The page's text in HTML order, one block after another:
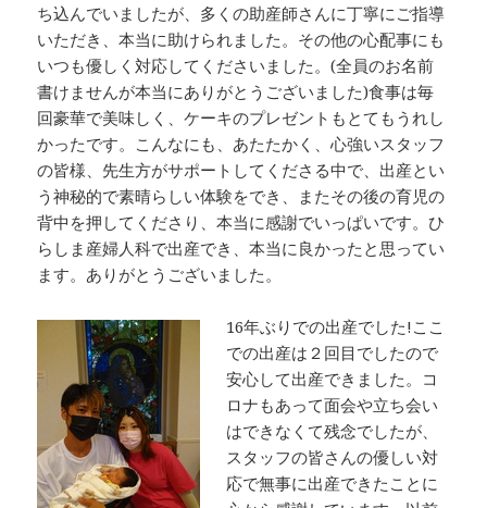
ち込んでいましたが、多くの助産師さんに丁寧にご指導
いただき、本当に助けられました。その他の心配事にも
いつも優しく対応してくださいました。(全員のお名前
書けませんが本当にありがとうございました)食事は毎
回豪華で美味しく、ケーキのプレゼントもとてもうれし
かったです。こんなにも、あたたかく、心強いスタッフ
の皆様、先生方がサポートしてくださる中で、出産とい
う神秘的で素晴らしい体験をでき、またその後の育児の
背中を押してくださり、本当に感謝でいっぱいです。ひ
らしま産婦人科で出産でき、本当に良かったと思ってい
ます。ありがとうございました。
16年ぶりでの出産でした!ここ
での出産は２回目でしたので
安心して出産できました。コ
ロナもあって面会や立ち会い
はできなくて残念でしたが、
スタッフの皆さんの優しい対
応で無事に出産できたことに